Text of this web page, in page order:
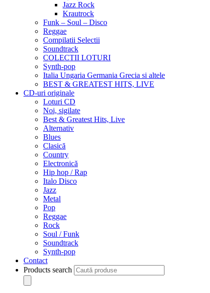
Jazz Rock
Krautrock
Funk – Soul – Disco
Reggae
Compilatii Selectii
Soundtrack
COLECTII LOTURI
Synth-pop
Italia Ungaria Germania Grecia si altele
BEST & GREATEST HITS, LIVE
CD-uri originale
Loturi CD
Noi, sigilate
Best & Greatest Hits, Live
Alternativ
Blues
Clasică
Country
Electronică
Hip hop / Rap
Italo Disco
Jazz
Metal
Pop
Reggae
Rock
Soul / Funk
Soundtrack
Synth-pop
Contact
Products search